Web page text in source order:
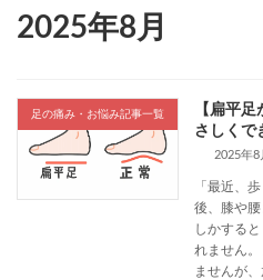
2025年8月
足の痛み・お悩み記事一覧
【扁平
さしくで
2025年8
「最近、
後、膝や
しかする
れません
ませんが